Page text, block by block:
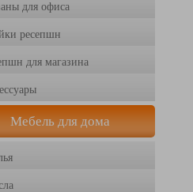
для офиса
ресепшн
для магазина
Мебель для дома